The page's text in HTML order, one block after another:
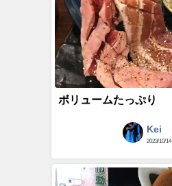
ボリュームたっぷり
Kei
2023/10/14